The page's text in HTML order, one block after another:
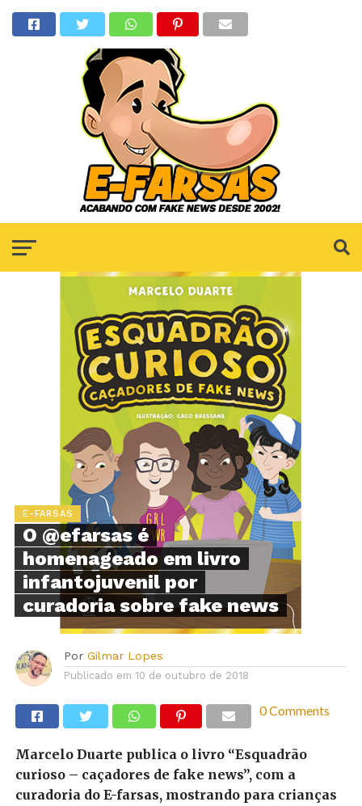
E-FARSAS
O @efarsas é
homenageado em livro
infantojuvenil por
curadoria sobre fake news
Por Gilmar Lopes
Publicado em 10 de outubro de 2018
0 Comments
Marcelo Duarte publica o livro “Esquadrão
curioso – caçadores de fake news”, com a
curadoria do E-farsas, mostrando para crianças